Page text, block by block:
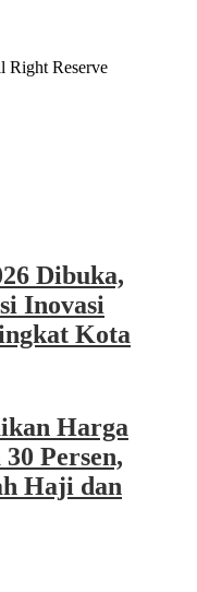
Right Reserve
Dibuka,
Inovasi
Kota
Harga
Persen,
Haji dan